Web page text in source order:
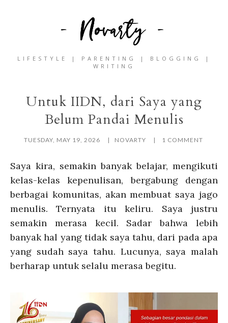
LIFESTYLE | PARENTING | BLOGGING |
WRITING
Untuk IIDN, dari Saya yang
Belum Pandai Menulis
TUESDAY, MAY 19, 2026 NOVARTY 1 COMMENT
Saya kira, semakin banyak belajar, mengikuti
kelas-kelas kepenulisan, bergabung dengan
berbagai komunitas, akan membuat saya jago
menulis. Ternyata itu keliru. Saya justru
semakin merasa kecil. Sadar bahwa lebih
banyak hal yang tidak saya tahu, dari pada apa
yang sudah saya tahu. Lucunya, saya malah
berharap untuk selalu merasa begitu.